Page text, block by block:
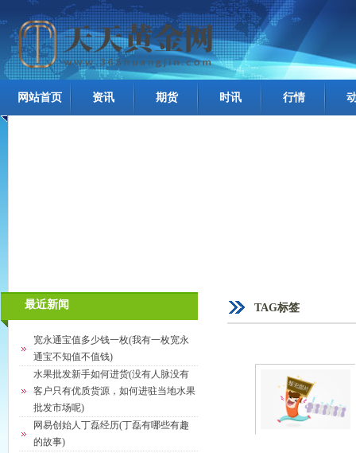
网站首页 资讯 期货 时讯 行情
最近新闻
宽永通宝值多少钱一枚(我有一枚宽永
通宝不知值不值钱)
水果批发新手如何进货(没有人脉没有
客户只有优质货源，如何进驻当地水果
批发市场呢)
网易创始人丁磊经历(丁磊有哪些有趣
的故事)
TAG标签